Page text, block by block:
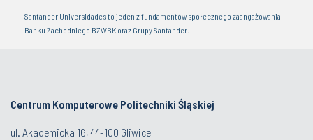
Santander Universidades to jeden z fundamentów społecznego zaangażowania
Banku Zachodniego BZWBK oraz Grupy Santander.
Centrum Komputerowe Politechniki Śląskiej
ul. Akademicka 16, 44-100 Gliwice